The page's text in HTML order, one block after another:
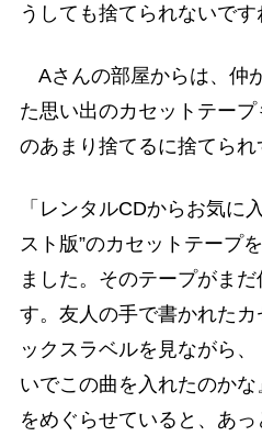
うしても捨てられないです
Aさんの部屋からは、仲
た思い出のカセットテー
のあまり捨てるに捨てられ
「レンタルCDからお気に
スト版”のカセットテープ
ました。そのテープがま
す。友人の手で書かれた
ックスラベルを見ながら
いでこの曲を入れたのか
をめぐらせていると、あ